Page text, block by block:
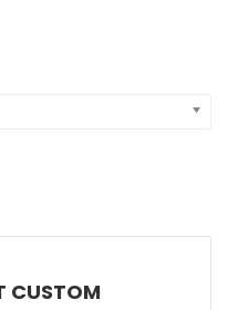
CUSTOM